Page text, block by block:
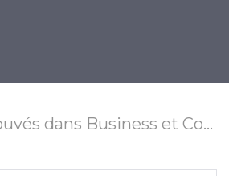
dans Business et Consulting